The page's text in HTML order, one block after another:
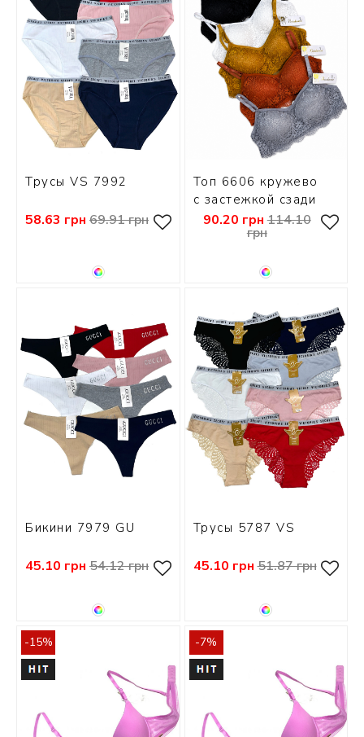
Трусы VS 7992
58.63 грн 69.91 грн
Топ 6606 кружево
с застежкой сзади
90.20 грн 114.10
грн
Бикини 7979 GU
45.10 грн 54.12 грн
Трусы 5787 VS
45.10 грн 51.87 грн
-15% -7%